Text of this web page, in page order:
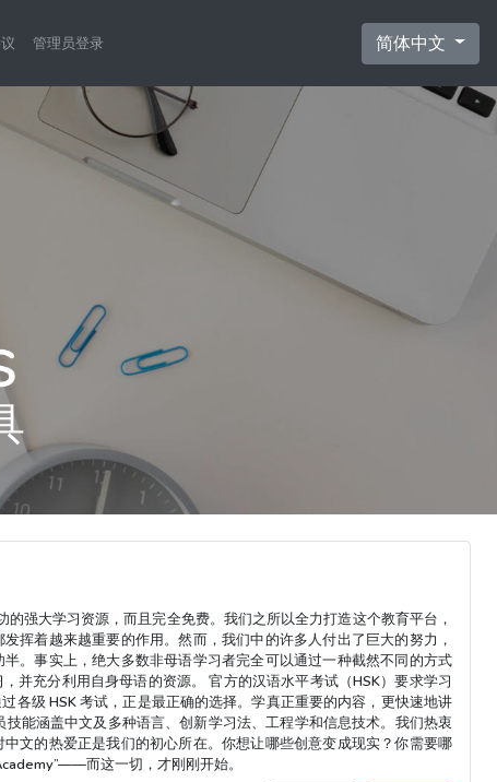
管理员登录 简体中文
强大学习资源，而且完全免费。我们之所以全力打造这个教育平台，
挥着越来越重要的作用。然而，我们中的许多人付出了巨大的努力，
。事实上，绝大多数非母语学习者完全可以通过一种截然不同的方式
充分利用自身母语的资源。 官方的汉语水平考试（HSK）要求学习
各级 HSK 考试，正是最正确的选择。学真正重要的内容，更快速地讲
能涵盖中文及多种语言、创新学习法、工程学和信息技术。我们热衷
文的热爱正是我们的初心所在。你想让哪些创意变成现实？你需要哪
而这一切，才刚刚开始。